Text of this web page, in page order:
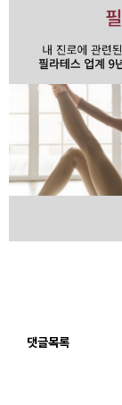
댓글목록